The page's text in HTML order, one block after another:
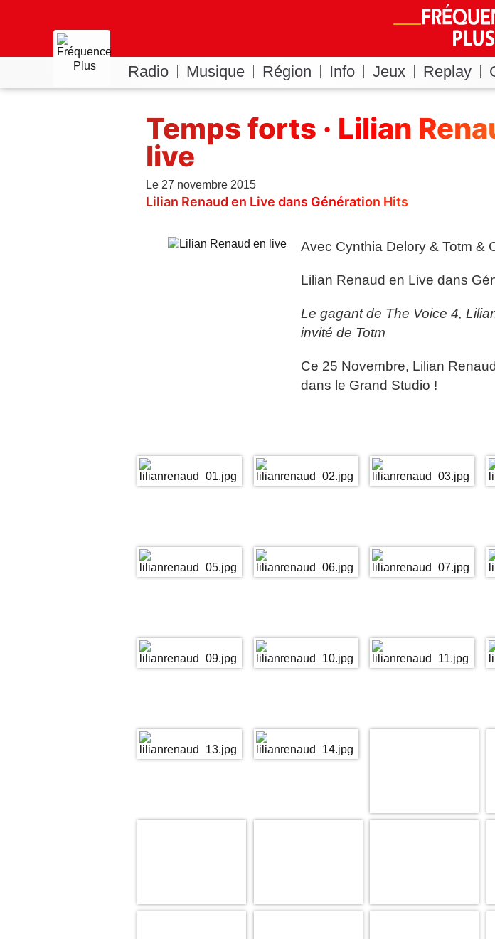
Radio Musique Région Info Jeux Replay
Temps forts · Lilian
live
Le 27 novembre 2015
Lilian Renaud en Live dans Génération Hits
Avec Cynthia Delory & Totm &
Lilian Renaud en Live dans
Le gagant de The Voice 4,
invité de Totm
Ce 25 Novembre, Lilian
dans le Grand Studio !